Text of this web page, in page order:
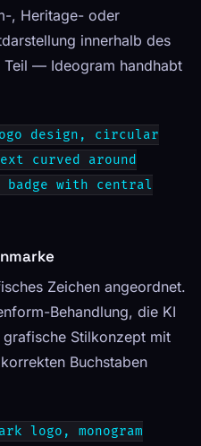
, Heritage- oder
innerhalb des
Teil — Ideogram handhabt
design, circular
curved around
with central
Zeichen angeordnet.
Behandlung, die KI
Stilkonzept mit
Buchstaben
logo, monogram